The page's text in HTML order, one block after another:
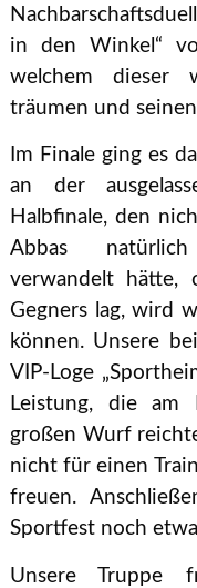
in den Winkel“
welchem dieser
träumen und
Im Finale ging es
an der
Halbfinale, den
Abbas
verwandelt hätte,
Gegners lag, wird
können. Unsere
VIP-Loge
Leistung, die am
großen Wurf
nicht für einen
freuen.
Sportfest noch
Unsere